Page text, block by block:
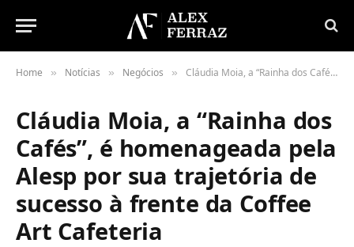
Home » Notícias » Negócios » Cláudia Moia, a “Rainha dos Cafés”, é homenageada pela Alesp por sua trajetória de sucesso à frente da Coffee Art Cafeteria
Cláudia Moia, a “Rainha dos
Cafés”, é homenageada pela
Alesp por sua trajetória de
sucesso à frente da Coffee
Art Cafeteria